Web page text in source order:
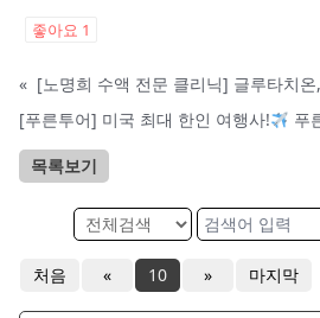
좋아요 1
«
[푸른투어] 미국 최대 한인 여행사!
푸른
목록보기
처음 « 10 » 마지막